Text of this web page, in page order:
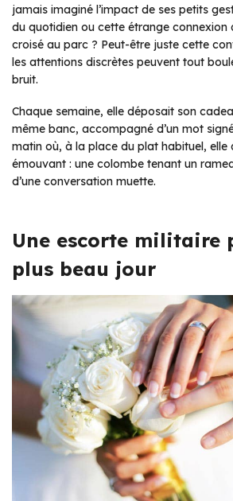
jamais imaginé l’impact de ses petits
du quotidien ou cette étrange connexion
croisé au parc ? Peut-être juste cette
les attentions discrètes peuvent tout
bruit.
Chaque semaine, elle déposait son
même banc, accompagné d’un mot signé
matin où, à la place du plat habituel, elle
émouvant : une colombe tenant un
d’une conversation muette.
Une escorte militaire
plus beau jour